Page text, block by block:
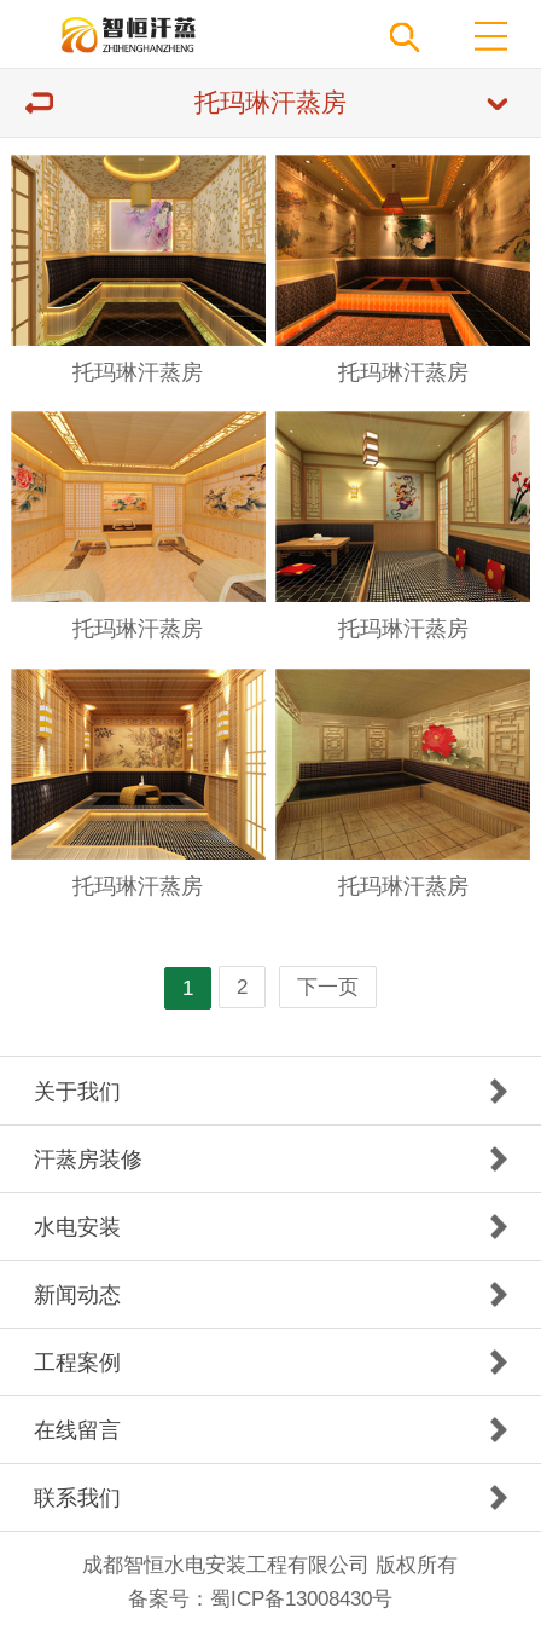
托玛琳汗蒸房
托玛琳汗蒸房 托玛琳汗蒸房
托玛琳汗蒸房 托玛琳汗蒸房
托玛琳汗蒸房 托玛琳汗蒸房
1 2 下一页
关于我们
汗蒸房装修
水电安装
新闻动态
工程案例
在线留言
联系我们
成都智恒水电安装工程有限公司 版权所有
备案号： 蜀ICP备13008430号